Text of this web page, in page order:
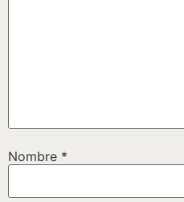
Nombre *